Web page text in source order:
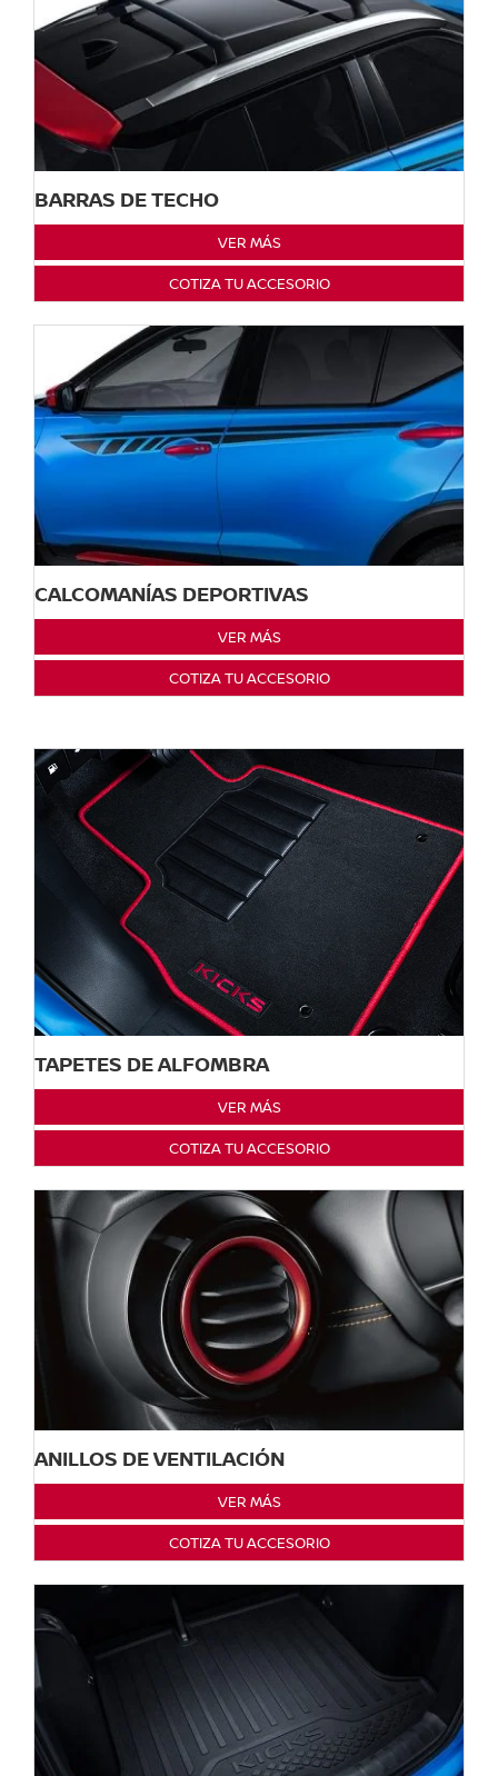
BARRAS DE TECHO
VER MÁS
COTIZA TU ACCESORIO
CALCOMANÍAS DEPORTIVAS
VER MÁS
COTIZA TU ACCESORIO
TAPETES DE ALFOMBRA
VER MÁS
COTIZA TU ACCESORIO
ANILLOS DE VENTILACIÓN
VER MÁS
COTIZA TU ACCESORIO